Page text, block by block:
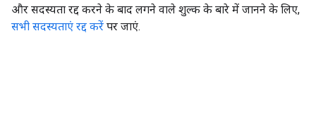
और सदस्यता रद्द करने के बाद लगने वाले शुल्क के बारे में जानने के लिए,
सभी सदस्यताएं रद्द करें पर जाएं.